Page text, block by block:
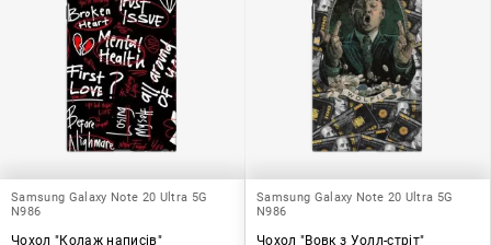
Samsung Galaxy Note 20 Ultra 5G
N986
Чохол "Колаж написів"
Samsung Galaxy Note 20 Ultra 5G
N986
Чохол "Вовк з Уолл-стріт"